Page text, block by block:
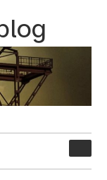
nach: